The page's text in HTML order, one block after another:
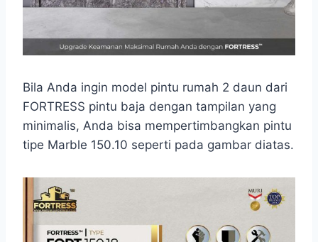
Bila Anda ingin model pintu rumah 2 daun dari
FORTRESS pintu baja dengan tampilan yang
minimalis, Anda bisa mempertimbangkan pintu
tipe Marble 150.10 seperti pada gambar diatas.